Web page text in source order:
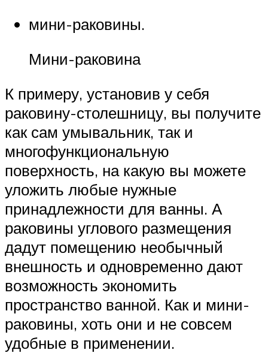
мини-раковины.
Мини-раковина
К примеру, установив у себя
раковину-столешницу, вы получите
как сам умывальник, так и
многофункциональную
поверхность, на какую вы можете
уложить любые нужные
принадлежности для ванны. А
раковины углового размещения
дадут помещению необычный
внешность и одновременно дают
возможность экономить
пространство ванной. Как и мини-
раковины, хоть они и не совсем
удобные в применении.